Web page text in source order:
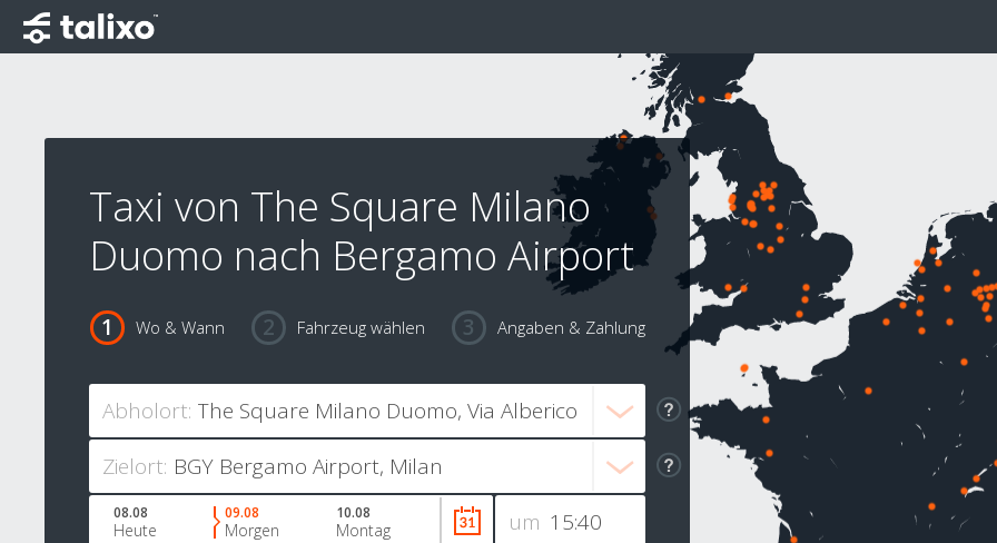
Taxi von The Square Milano
Duomo nach Bergamo Airport
Wo & Wann Fahrzeug wählen Angaben & Zahlung
Abholort:
Zielort:
um
08.08
Heute
09.08
Morgen
10.08
Montag